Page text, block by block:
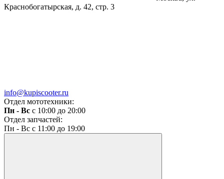
Краснобогатырская, д. 42, стр. 3
info@kupiscooter.ru
Отдел мототехники:
Пн - Вс с 10:00 до 20:00
Отдел запчастей:
Пн - Вс с 11:00 до 19:00